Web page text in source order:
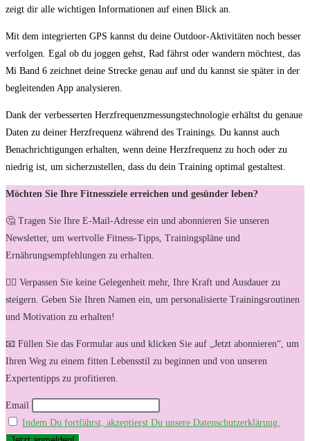
zeigt dir ‌alle⁤ wichtigen Informationen auf einen‌ Blick ⁤an.
Mit⁢ dem integrierten GPS⁣ kannst du deine Outdoor-Aktivitäten noch besser
verfolgen. Egal ob du joggen gehst, Rad ⁢fährst oder⁢ wandern möchtest, das
Mi ⁤Band ⁣6 zeichnet deine ⁤Strecke ​genau auf‍ und du kannst ‍sie später in der
begleitenden App ‍analysieren.
Dank der ‌verbesserten Herzfrequenzmessungstechnologie erhältst du genaue
‍Daten zu deiner ⁤Herzfrequenz während des Trainings. Du ⁣kannst auch
Benachrichtigungen erhalten, wenn deine ‍Herzfrequenz zu hoch oder zu ​
niedrig⁣ ist,⁤ um sicherzustellen, dass du ​dein Training optimal gestaltest.
Möchten Sie Ihre Fitnessziele erreichen und gesünder leben?
🤔 Tragen Sie Ihre E-Mail-Adresse ein und abonnieren Sie unseren
Newsletter, um wertvolle Fitness-Tipps, Trainingspläne und
Ernährungsempfehlungen zu erhalten.
🏋️‍♀️ Verpassen Sie keine Gelegenheit mehr, Ihre Kraft und Ausdauer zu
steigern. Geben Sie Ihren Namen ein, um personalisierte Trainingsroutinen
und Motivation zu erhalten!
📧 Füllen Sie das Formular aus und klicken Sie auf „Jetzt abonnieren“, um
Ihren Weg zu einem fitten Lebensstil zu beginnen und von unseren
Expertentipps zu profitieren.
Email
Indem Du fortfährst, akzeptierst Du unsere Datenschutzerklärung.